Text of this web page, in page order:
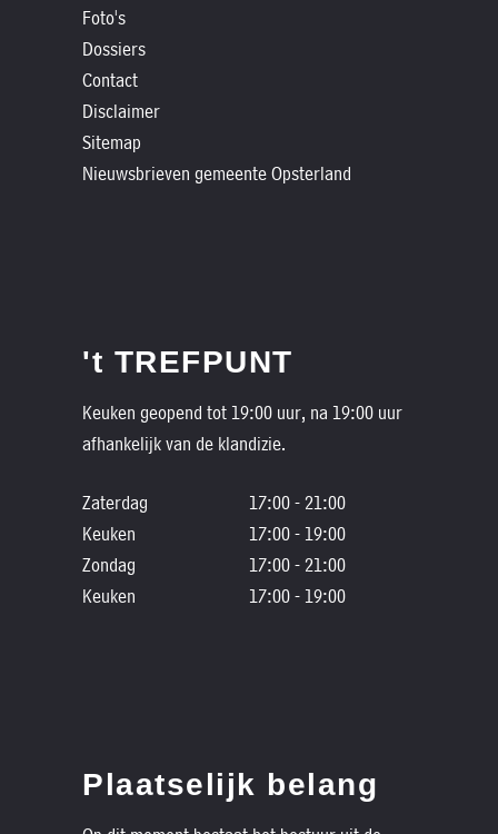
Foto's
Dossiers
Contact
Disclaimer
Sitemap
Nieuwsbrieven gemeente Opsterland
't TREFPUNT
Keuken geopend tot 19:00 uur, na 19:00 uur
afhankelijk van de klandizie.
Zaterdag
17:00 - 21:00
Keuken
17:00 - 19:00
Zondag
17:00 - 21:00
Keuken
17:00 - 19:00
Plaatselijk belang
Contact
Nieuwsbrieven
gemeente
Opsterland